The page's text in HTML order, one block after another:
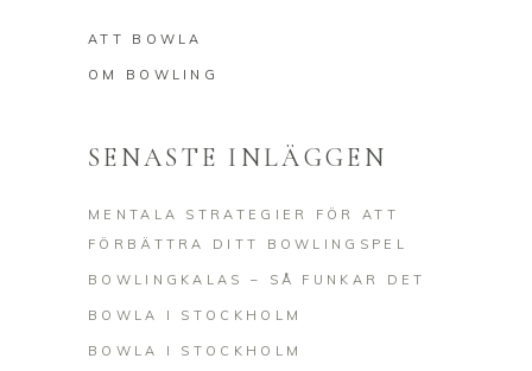
ATT BOWLA
OM BOWLING
SENASTE INLÄGGEN
MENTALA STRATEGIER FÖR ATT
FÖRBÄTTRA DITT BOWLINGSPEL
BOWLINGKALAS – SÅ FUNKAR DET
BOWLA I STOCKHOLM
BOWLA I STOCKHOLM